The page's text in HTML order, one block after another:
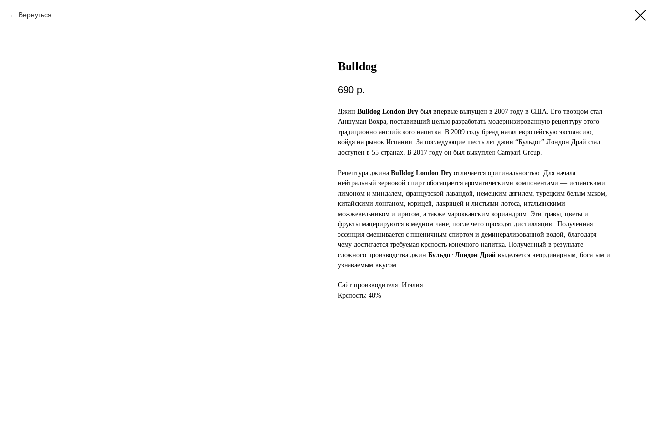
Вернуться
Bulldog
690 р.
Джин Bulldog London Dry был впервые выпущен в 2007 году в США. Его творцом стал
Аншуман Вохра, поставивший целью разработать модернизированную рецептуру этого
традиционно английского напитка. В 2009 году бренд начал европейскую экспансию,
войдя на рынок Испании. За последующие шесть лет джин “Бульдог” Лондон Драй стал
доступен в 55 странах. В 2017 году он был выкуплен Campari Group.
Рецептура джина Bulldog London Dry отличается оригинальностью. Для начала
нейтральный зерновой спирт обогащается ароматическими компонентами — испанскими
лимоном и миндалем, французской лавандой, немецким дягилем, турецким белым маком,
китайскими лонганом, корицей, лакрицей и листьями лотоса, итальянскими
можжевельником и ирисом, а также марокканским кориандром. Эти травы, цветы и
фрукты мацерируются в медном чане, после чего проходят дистилляцию. Полученная
эссенция смешивается с пшеничным спиртом и деминерализованной водой, благодаря
чему достигается требуемая крепость конечного напитка. Полученный в результате
сложного производства джин Бульдог Лондон Драй выделяется неординарным, богатым и
узнаваемым вкусом.
Сайт производителя: Италия
Крепость: 40%